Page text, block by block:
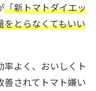
「新トマトダイエッ
とらなくてもいい
よく、おいしくト
されてトマト嫌い